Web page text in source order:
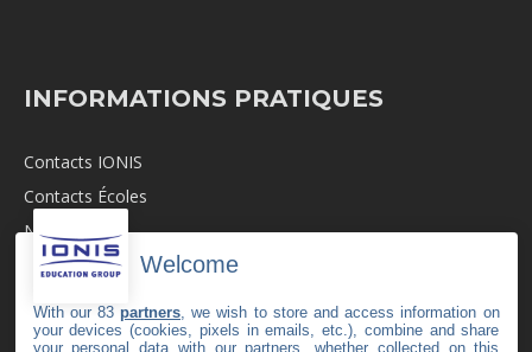
INFORMATIONS PRATIQUES
Contacts IONIS
Contacts Écoles
Newsroom
Revue de Presse
Mentions légales
Welcome
With our 83 partners , we wish to store and access information on
your devices (cookies, pixels in emails, etc.), combine and share
your personal data with our partners, whether collected on this